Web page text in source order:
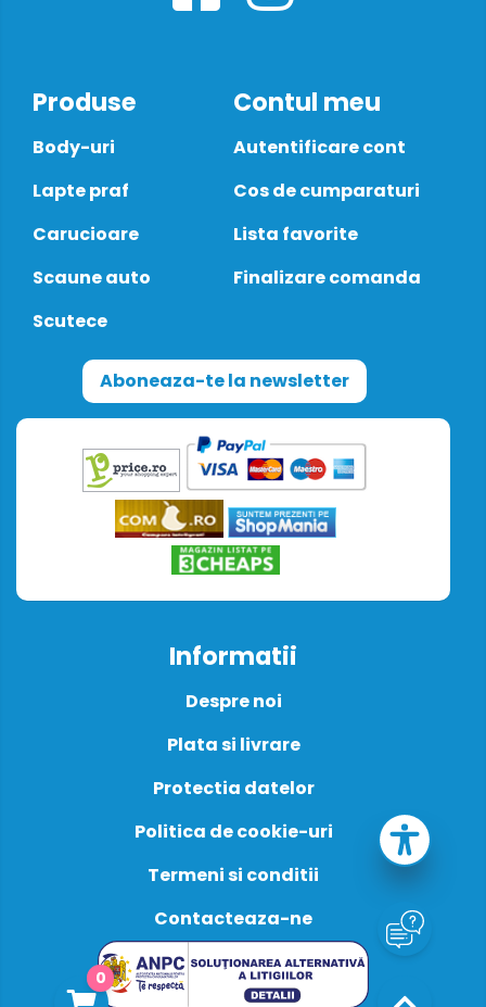
0
Produse
Body-uri
Lapte praf
Carucioare
Scaune auto
Scutece
Contul meu
Autentificare cont
Cos de cumparaturi
Lista favorite
Finalizare comanda
Aboneaza-te la newsletter
Informatii
Despre noi
Plata si livrare
Protectia datelor
Politica de cookie-uri
Termeni si conditii
Contacteaza-ne